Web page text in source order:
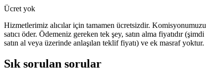
Ücret yok
Hizmetlerimiz alıcılar için tamamen ücretsizdir. Komisyonumuzu
satıcı öder. Ödemeniz gereken tek şey, satın alma fiyatıdır (şimdi
satın al veya üzerinde anlaşılan teklif fiyatı) ve ek masraf yoktur.
Sık sorulan sorular